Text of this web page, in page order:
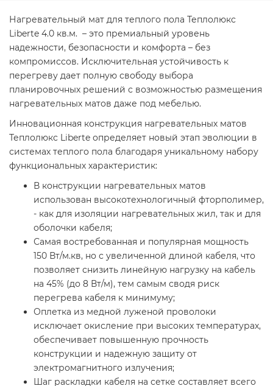
Нагревательный мат для теплого пола Теплолюкс
Liberte 4.0 кв.м. – это премиальный уровень
надежности, безопасности и комфорта – без
компромиссов. Исключительная устойчивость к
перегреву дает полную свободу выбора
планировочных решений с возможностью размещения
нагревательных матов даже под мебелью.
Инновационная конструкция нагревательных матов
Теплолюкс Liberte определяет новый этап эволюции в
системах теплого пола благодаря уникальному набору
функциональных характеристик:
В конструкции нагревательных матов
использован высокотехнологичный фторполимер,
- как для изоляции нагревательных жил, так и для
оболочки кабеля;
Самая востребованная и популярная мощность
150 Вт/м.кв, но с увеличенной длиной кабеля, что
позволяет снизить линейную нагрузку на кабель
на 45% (до 8 Вт/м), тем самым сводя риск
перегрева кабеля к минимуму;
Оплетка из медной луженой проволоки
исключает окисление при высоких температурах,
обеспечивает повышенную прочность
конструкции и надежную защиту от
электромагнитного излучения;
Шаг раскладки кабеля на сетке составляет всего